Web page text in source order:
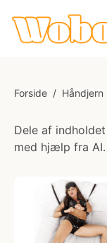
Forside / Håndjern
Dele af
med hjælp fra AI.